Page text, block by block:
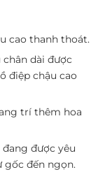
cao thanh thoát.
dài được
điệp chậu cao
trí thêm hoa
được yêu
gốc đến ngọn.